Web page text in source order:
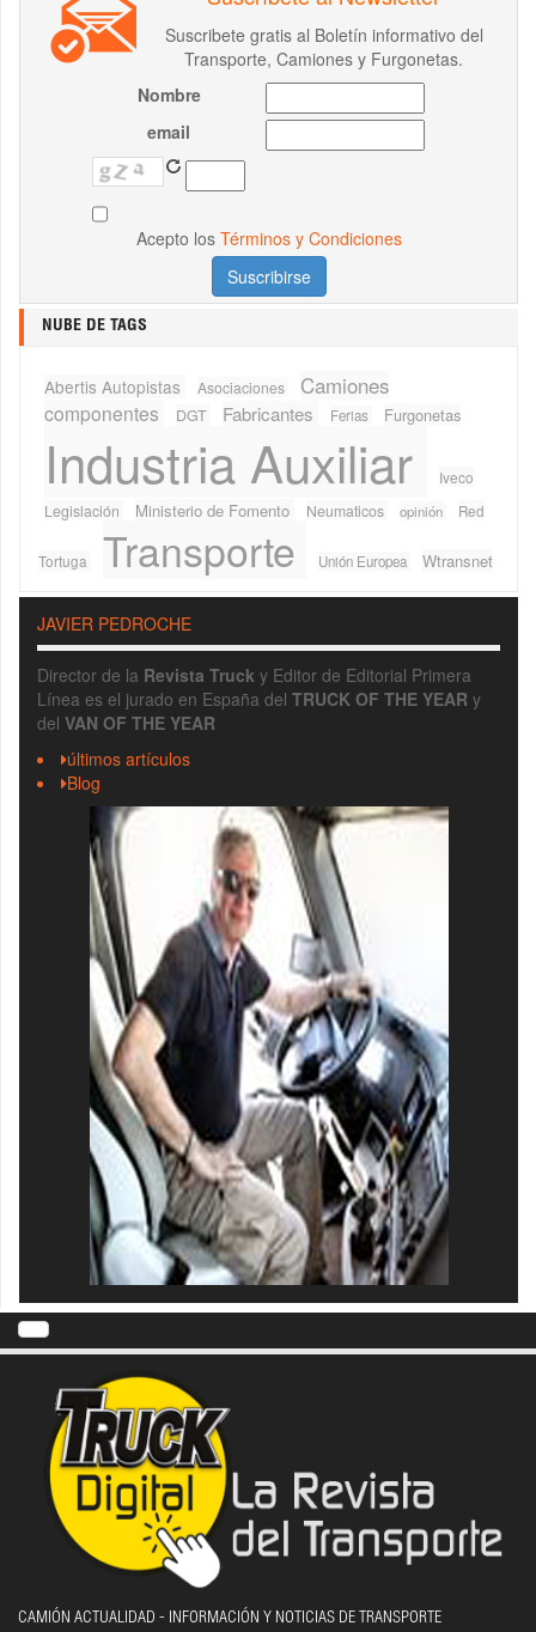
Suscribete gratis al Boletín informativo del
Transporte, Camiones y Furgonetas.
Nombre
email
Acepto los Términos y Condiciones
NUBE DE TAGS
Abertis Autopistas Asociaciones Camiones
componentes DGT Fabricantes Ferias Furgonetas
Industria Auxiliar
Iveco
Legislación
Ministerio de Fomento Neumaticos opinión Red
Tortuga Transporte Unión Europea Wtransnet
JAVIER PEDROCHE
Director de la Revista Truck y Editor de Editorial Primera
Línea es el jurado en España del TRUCK OF THE YEAR y
del VAN OF THE YEAR
últimos artículos
Blog
CAMIÓN ACTUALIDAD - INFORMACIÓN Y NOTICIAS DE TRANSPORTE